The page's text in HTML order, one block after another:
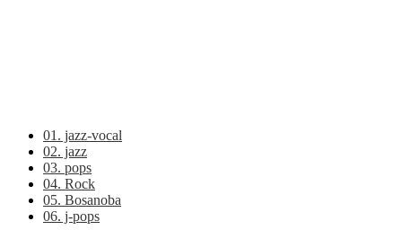
01. jazz-vocal
02. jazz
03. pops
04. Rock
05. Bosanoba
06. j-pops